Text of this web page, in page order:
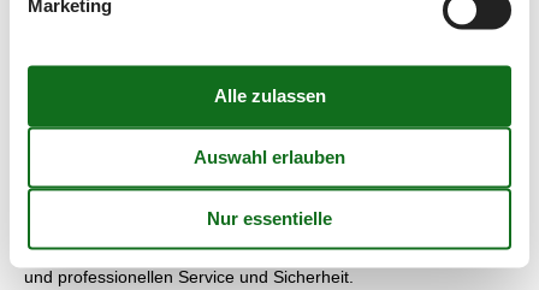
Unternehmen Sie eine gemütliche Radtour auf „La Littorale”,
Anges nach Port de Nice führt.
Wenn Sie über uns ein privat vermietetes Ferienhaus
Franzözische Riviera buchen, steht Ihnen immer die größte
Auswahl privater Ferienhäuser Franzözische Riviera zur
Verfügung, Sie bekommen den günstigsten Preis auf dem Markt
und professionellen Service und Sicherheit.
Marketing